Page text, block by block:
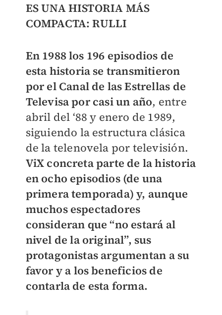
ES UNA HISTORIA MÁS
COMPACTA: RULLI
En 1988 los 196 episodios de
esta historia se transmitieron
por el Canal de las Estrellas de
Televisa por casi un año, entre
abril del ‘88 y enero de 1989,
siguiendo la estructura clásica
de la telenovela por televisión.
ViX concreta parte de la historia
en ocho episodios (de una
primera temporada) y, aunque
muchos espectadores
consideran que “no estará al
nivel de la original”, sus
protagonistas argumentan a su
favor y a los beneficios de
contarla de esta forma.